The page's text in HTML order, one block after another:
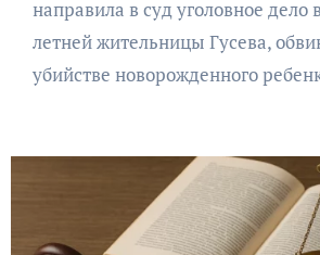
направила в суд уголовное дело
летней жительницы Гусева,
убийстве новорожденного